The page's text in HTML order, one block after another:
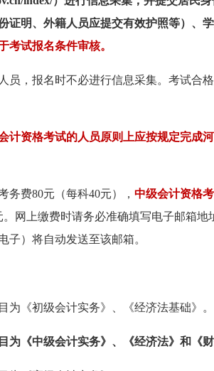
证明、外籍人员应提交有效护照等）、
考试报名条件审核。
员，报名时不必进行信息采集。考试合
计资格考试的人员原则上应按规定完成
务费80元（每科40元）， 中级会计资格
网上缴费时请务必准确填写电子邮箱地
子）将自动发送至该邮箱。
为《初级会计实务》、《经济法基础》。
为《中级会计实务》、《经济法》和《